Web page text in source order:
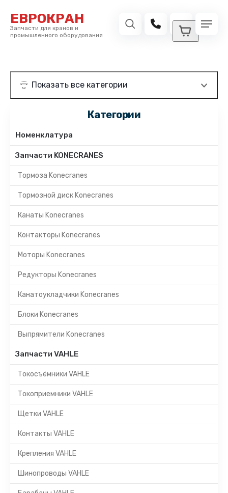
ЕВРОКРАН
Запчасти для кранов и
промышленного оборудования
Категории
Номенклатура
Запчасти KONECRANES
Тормоза Konecranes
Тормозной диск Konecranes
Канаты Konecranes
Контакторы Konecranes
Моторы Konecranes
Редукторы Konecranes
Канатоукладчики Konecranes
Блоки Konecranes
Выпрямители Konecranes
Запчасти VAHLE
Токосъёмники VAHLE
Токоприемники VAHLE
Щетки VAHLE
Контакты VAHLE
Крепления VAHLE
Шинопроводы VAHLE